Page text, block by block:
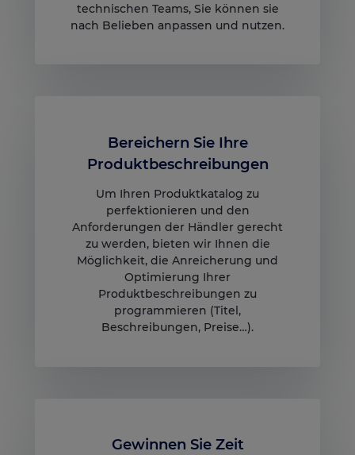
technischen Teams, Sie können sie
nach Belieben anpassen und nutzen.
Bereichern Sie Ihre
Produktbeschreibungen
Um Ihren Produktkatalog zu
perfektionieren und den
Anforderungen der Händler gerecht
zu werden, bieten wir Ihnen die
Möglichkeit, die Anreicherung und
Optimierung Ihrer
Produktbeschreibungen zu
programmieren (Titel,
Beschreibungen, Preise…).
Gewinnen Sie Zeit